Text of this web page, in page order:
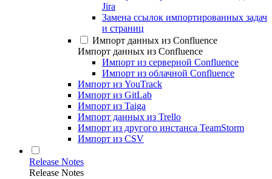
Jira
Замена ссылок импортированных задач
и страниц
Импорт данных из Confluence
Импорт данных из Confluence
Импорт из серверной Confluence
Импорт из облачной Confluence
Импорт из YouTrack
Импорт из GitLab
Импорт из Taiga
Импорт данных из Trello
Импорт из другого инстанса TeamStorm
Импорт из CSV
Release Notes
Release Notes